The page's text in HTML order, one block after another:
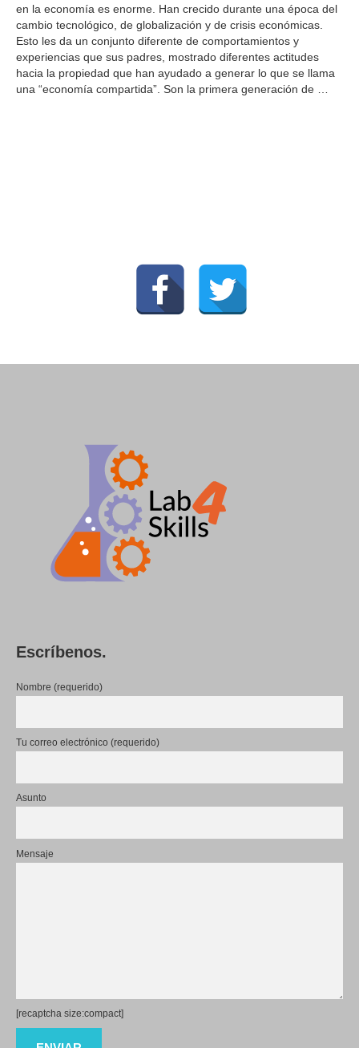
en la economía es enorme. Han crecido durante una época del
cambio tecnológico, de globalización y de crisis económicas.
Esto les da un conjunto diferente de comportamientos y
experiencias que sus padres, mostrado diferentes actitudes
hacia la propiedad que han ayudado a generar lo que se llama
una “economía compartida”. Son la primera generación de
Escríbenos.
Nombre (requerido)
Tu correo electrónico (requerido)
Asunto
Mensaje
[recaptcha size:compact]